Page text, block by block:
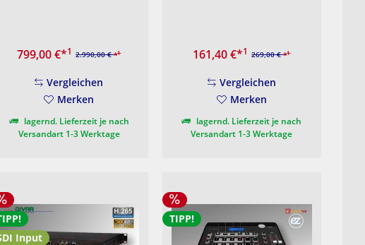
2.990,00 €*1
799,00 €*1
Vergleichen
Merken
lagernd. Lieferzeit je nach
Versandart 1-3 Werktage
269,00 €*1
161,40 €*1
Vergleichen
Merken
lagernd. Lieferzeit je nach
Versandart 1-3 Werktage
Input
TIPP!